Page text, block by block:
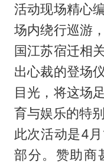
活动现场精心
场内绕行巡游
国江苏宿迁相
出心裁的登场
目光，将这场
育与娱乐的特别
此次活动是4
部分。赞助商